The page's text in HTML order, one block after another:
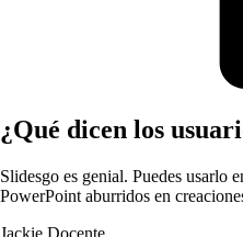
¿Qué dicen los
Slidesgo es genial. Puedes usarlo
PowerPoint aburridos en
Jackie Docente